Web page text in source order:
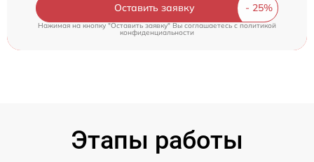
Оставить заявку
Нажимая на кнопку "Оставить заявку" Вы соглашаетесь cполитикой
конфиденциальности
Этапы работы